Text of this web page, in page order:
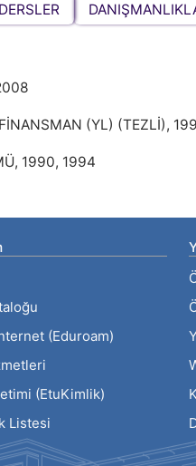
DERSLER
(YL) (TEZLİ),
1990, 1994
(Eduroam)
(EtuKimlik)
Listesi